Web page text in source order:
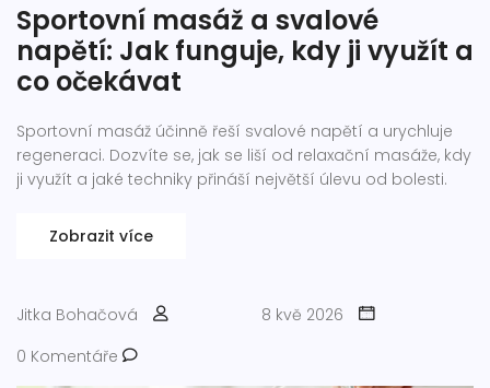
Sportovní masáž a svalové
napětí: Jak funguje, kdy ji využít a
co očekávat
Sportovní masáž účinně řeší svalové napětí a urychluje
regeneraci. Dozvíte se, jak se liší od relaxační masáže, kdy
ji využít a jaké techniky přináší největší úlevu od bolesti.
Zobrazit více
Jitka Bohačová
8 kvě 2026
0 Komentáře